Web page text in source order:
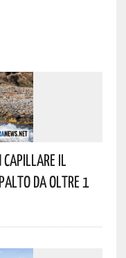
Capillare Il
Da Oltre 1